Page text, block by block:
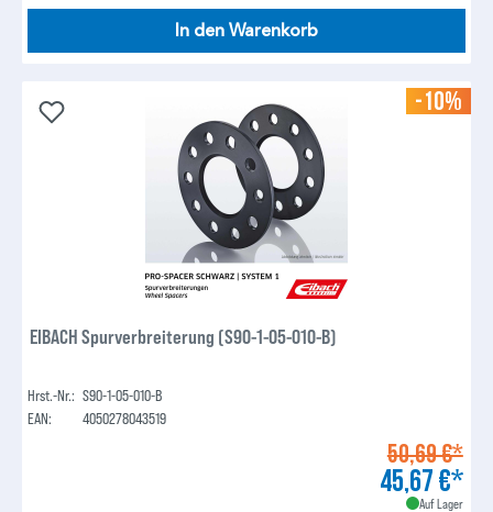
In den Warenkorb
-10%
EIBACH Spurverbreiterung (S90-1-05-010-B)
Hrst.-Nr.: S90-1-05-010-B
EAN:
4050278043519
50,69 €*
45,67 €*
Auf Lager